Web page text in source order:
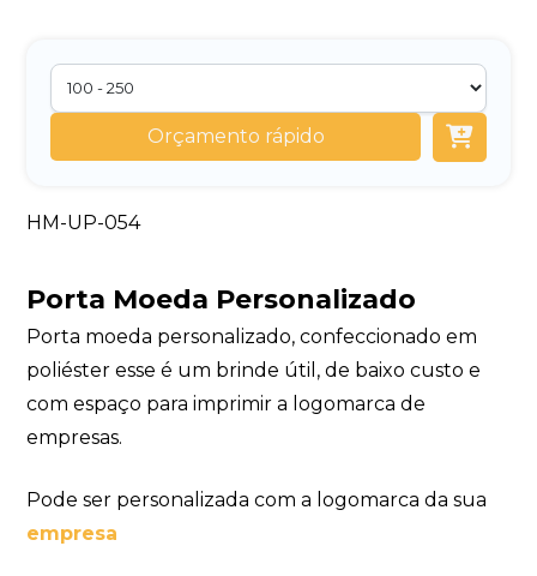
Orçamento rápido
HM-UP-054
Porta Moeda Personalizado
Porta moeda personalizado, confeccionado em
poliéster esse é um brinde útil, de baixo custo e
com espaço para imprimir a logomarca de
empresas.
Pode ser personalizada com a logomarca da sua
empresa